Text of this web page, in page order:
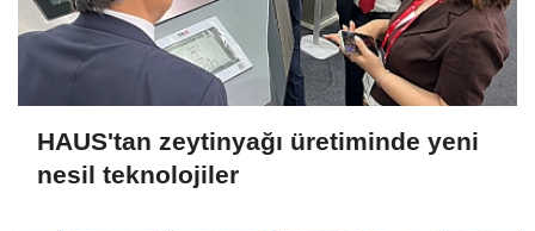
HAUS'tan zeytinyağı üretiminde yeni
nesil teknolojiler